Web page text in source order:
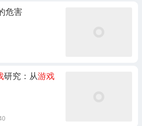
危害
研究：从游戏